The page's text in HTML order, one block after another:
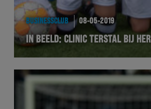
BUSINESSCLUB 08-05-2019
IN BEELD: CLINIC TERSTAL BIJ